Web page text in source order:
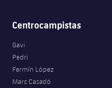
Centrocampistas
Gavi
Pedri
Fermín López
Marc Casadó